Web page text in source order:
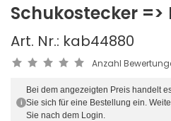
Schukostecker =>
Art. Nr.: kab44880
Anzahl
i
Bei dem angezeigten Preis handelt
Sie sich für eine Bestellung ein.
Sie nach dem Login.